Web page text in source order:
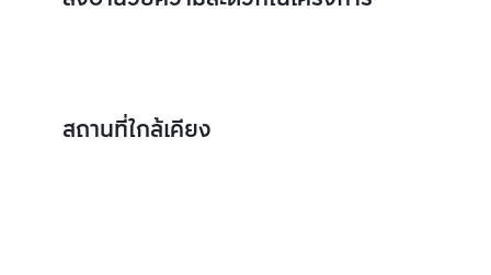
สถานที่ใกล้เคียง